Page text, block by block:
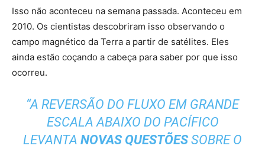
Isso não aconteceu na semana passada. Aconteceu em
2010. Os cientistas descobriram isso observando o
campo magnético da Terra a partir de satélites. Eles
ainda estão coçando a cabeça para saber por que isso
ocorreu.
“A REVERSÃO DO FLUXO EM GRANDE
ESCALA ABAIXO DO PACÍFICO
LEVANTA NOVAS QUESTÕESSOBRE O